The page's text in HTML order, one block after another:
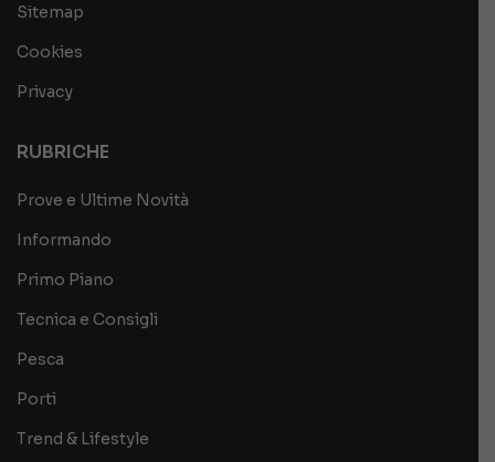
Sitemap
Cookies
Privacy
RUBRICHE
Prove e Ultime Novità
Informando
Primo Piano
Tecnica e Consigli
Pesca
Porti
Trend & Lifestyle